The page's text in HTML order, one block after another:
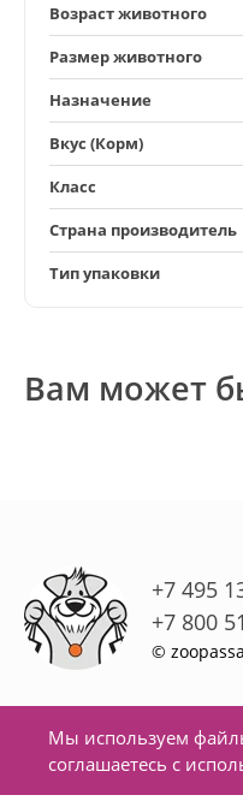
Возраст животного
Размер животного
Назначение
Вкус (Корм)
Класс
Страна производитель
Тип упаковки
Вам может
+7 495
+7 800
©
Мы используем
соглашаетесь с